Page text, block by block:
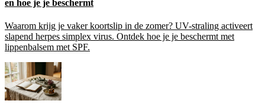
en hoe je je beschermt
Waarom krijg je vaker koortslip in de zomer? UV-straling activeert
slapend herpes simplex virus. Ontdek hoe je je beschermt met
lippenbalsem met SPF.